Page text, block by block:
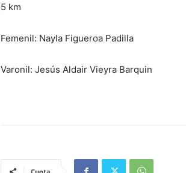
5 km
Femenil: Nayla Figueroa Padilla
Varonil: Jesús Aldair Vieyra Barquin